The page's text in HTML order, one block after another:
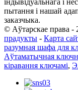
індывідуальнага і
пытання і нашай
заказчыка.
© Аўтарскае права -
прадукты - Карта
разумная шафа для
Аўтаматычная
кіравання ключамі,